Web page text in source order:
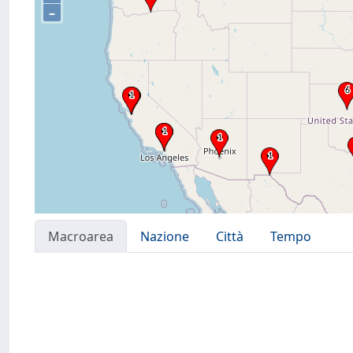
–
Macroarea Nazione Città Tempo